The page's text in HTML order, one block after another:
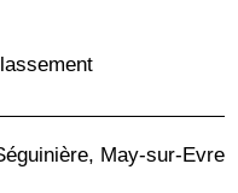
May-sur-Evre